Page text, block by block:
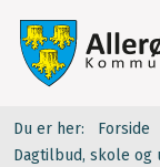
Du er her: Forside
Dagtilbud, skole og